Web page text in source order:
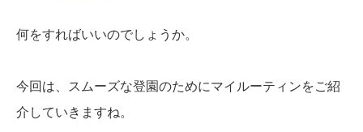
何をすればいいのでしょうか。
今回は、スムーズな登園のためにマイルーティンをご紹
介していきますね。